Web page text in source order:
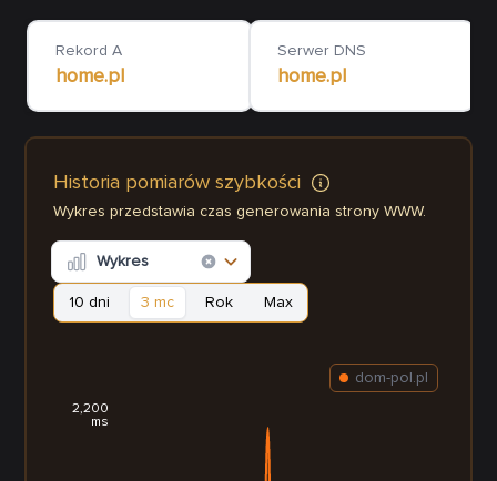
Rekord A
home.pl
Serwer DNS
home.pl
Historia pomiarów szybkości
Wykres przedstawia czas generowania strony WWW.
Wykres
10 dni 3 mc Rok Max
2,200
ms
dom-pol.pl